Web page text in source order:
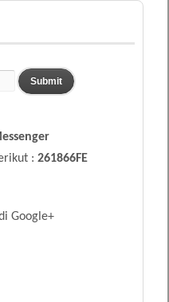
: 261866FE
Google+